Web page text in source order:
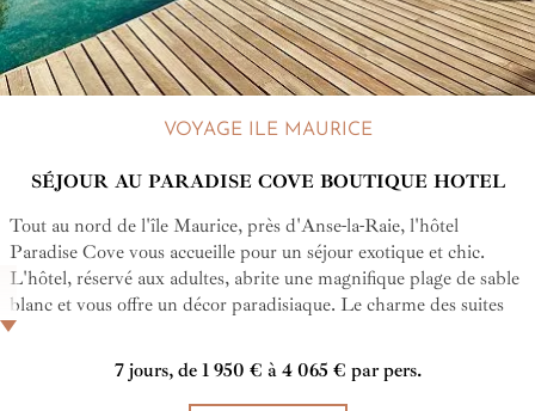
VOYAGE ILE MAURICE
SÉJOUR AU PARADISE COVE BOUTIQUE HOTEL
Tout au nord de l'île Maurice, près d'Anse-la-Raie, l'hôtel
Paradise Cove vous accueille pour un séjour exotique et chic.
L'hôtel, réservé aux adultes, abrite une magnifique plage de sable
blanc et vous offre un décor paradisiaque. Le charme des suites
baignées de lumière et les nombreux love nests disséminés
ajoutent une touche romantique à vos vacances.
7 jours, de 1 950 € à 4 065 € par pers.